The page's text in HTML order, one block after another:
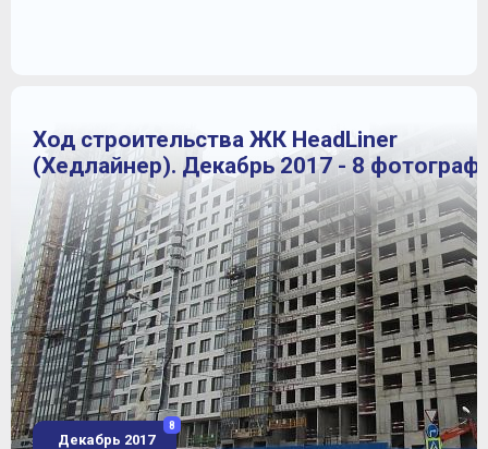
Ход строительства ЖК HeadLiner
(Хедлайнер). Декабрь 2017 - 8
Декабрь 2017
8